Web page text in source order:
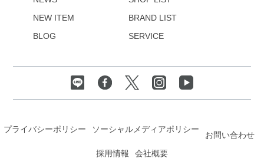
NEW ITEM
BLOG
BRAND LIST
SERVICE
プライバシーポリシー ソーシャルメディアポリシー
お問い合わせ
採用情報
会社概要